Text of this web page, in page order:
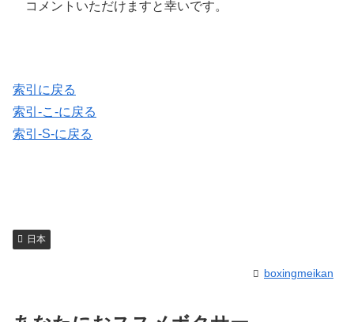
コメントいただけますと幸いです。
索引に戻る
索引-こ-に戻る
索引-S-に戻る
日本
boxingmeikan